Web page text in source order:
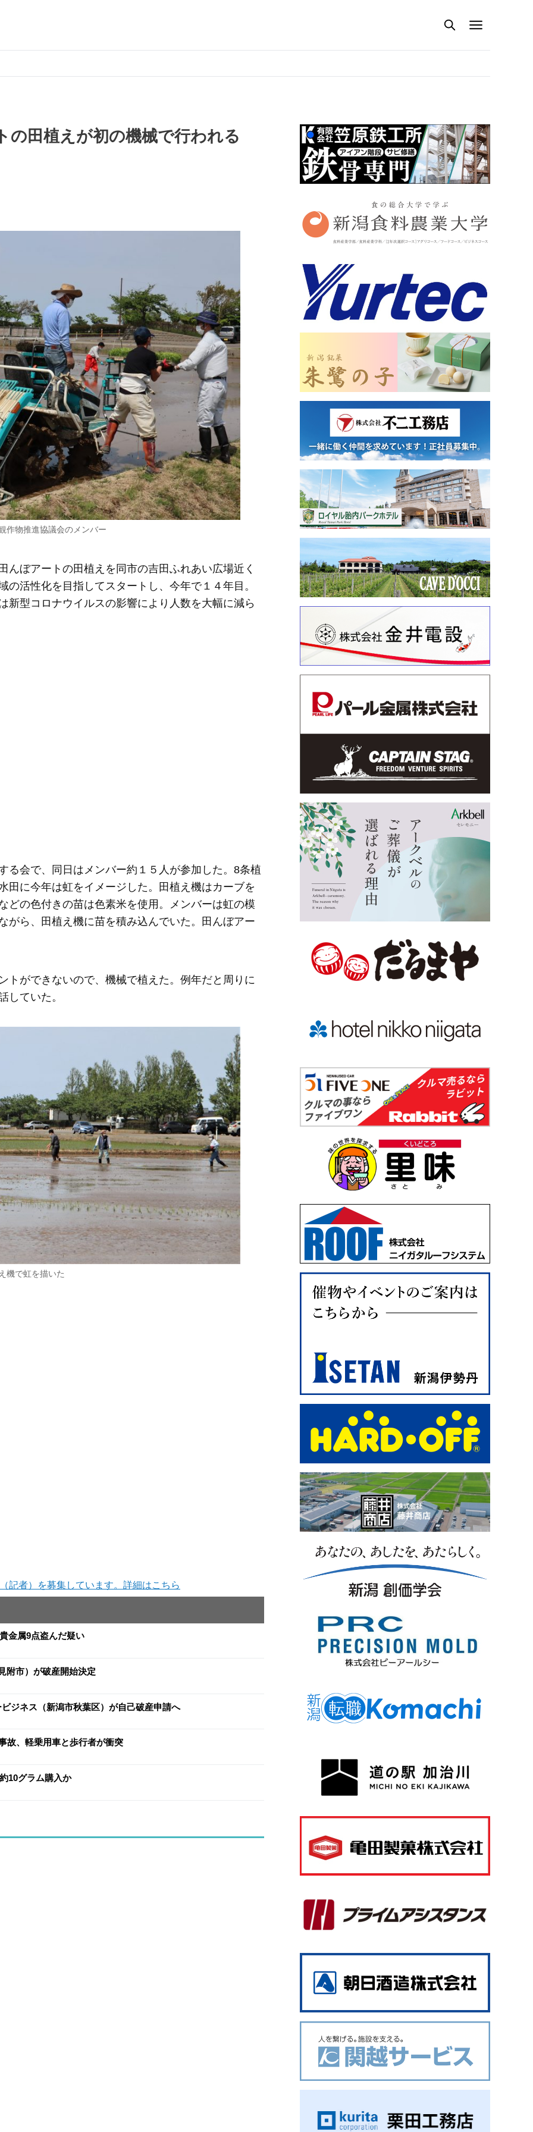
の田植えが初の機械で行われる
作物推進協議会のメンバー
ぼアートの田植えを同市の吉田ふれあい広場近く
活性化を目指してスタートし、今年で１４年目。
新型コロナウイルスの影響により人数を大幅に減ら
る会で、同日はメンバー約１５人が参加した。8条植
田に今年は虹をイメージした。田植え機はカーブを
どの色付きの苗は色素米を使用。メンバーは虹の模
がら、田植え機に苗を積み込んでいた。田んぼアー
トができないので、機械で植えた。例年だと周りに
していた。
機で虹を描いた
記者）を募集しています。詳細はこちら
金属9点盗んだ疑い
附市）が破産開始決定
ジネス（新潟市秋葉区）が自己破産申請へ
故、軽乗用車と歩行者が衝突
10グラム購入か